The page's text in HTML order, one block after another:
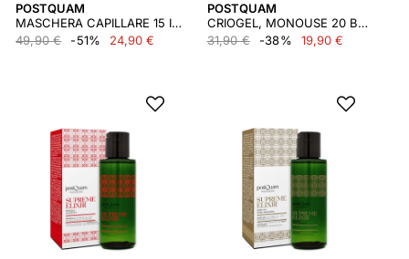
POSTQUAM
MASCHERA CAPILLARE 15 IN 1
49,90 €
-51% 24,90 €
POSTQUAM
CRIOGEL, MONOUSE 20 BUSTINE X 5 ML.
31,90 €
-38% 19,90 €